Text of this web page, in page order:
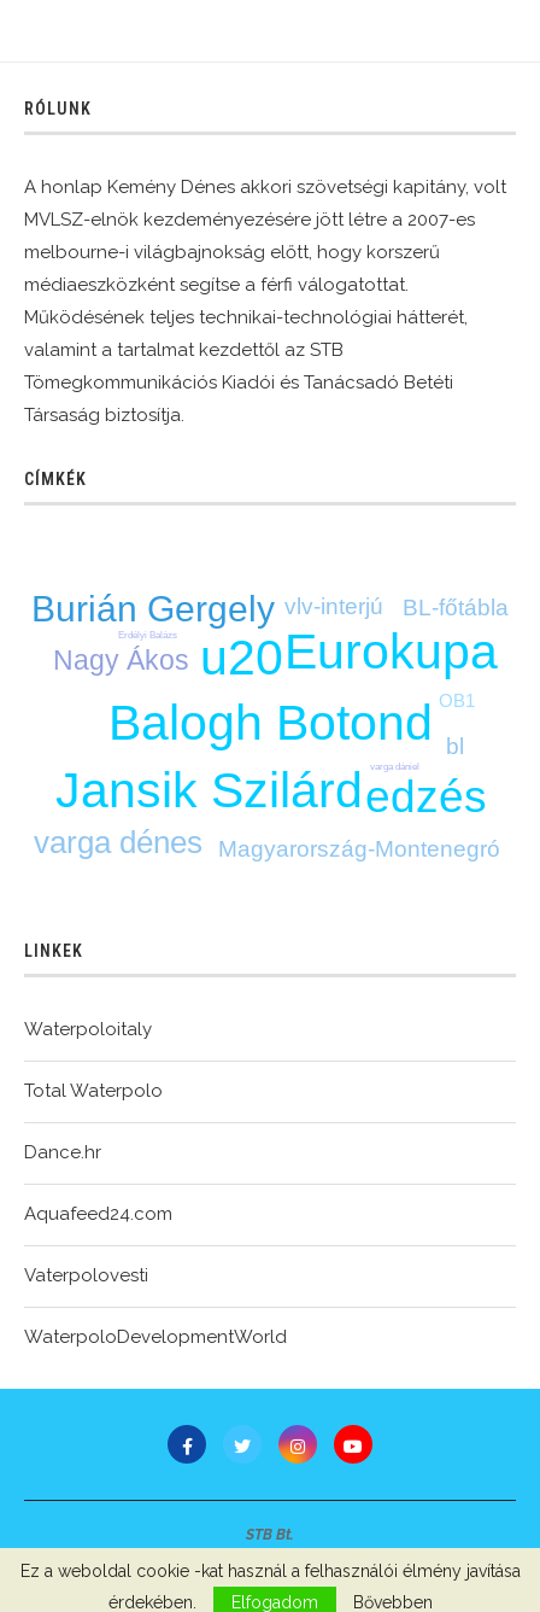
RÓLUNK
A honlap Kemény Dénes akkori szövetségi kapitány, volt
MVLSZ-elnök kezdeményezésére jött létre a 2007-es
melbourne-i világbajnokság előtt, hogy korszerű
médiaeszközként segítse a férfi válogatottat.
Működésének teljes technikai-technológiai hátterét,
valamint a tartalmat kezdettől az STB
Tömegkommunikációs Kiadói és Tanácsadó Betéti
Társaság biztosítja.
CÍMKÉK
Balogh Botond
Eurokupa
Jansik Szilárd
u20
edzés
Burián Gergely
varga dénes
Nagy Ákos
bl
BL-főtábla
Magyarország-Montenegró
vlv-interjú
OB1
Erdélyi Balázs
varga dániel
LINKEK
Waterpoloitaly
Total Waterpolo
Dance.hr
Aquafeed24.com
Vaterpolovesti
WaterpoloDevelopmentWorld
STB Bt.
Szerzői jogok, adatvédelem Impresszum
Ez a weboldal cookie -kat használ a felhasználói élmény javítása
érdekében.
Elfogadom Bővebben